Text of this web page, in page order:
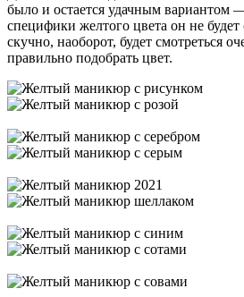
было и остается удачным вариантом
специфики желтого цвета он не
скучно, наоборот, будет смотреться
правильно подобрать цвет.